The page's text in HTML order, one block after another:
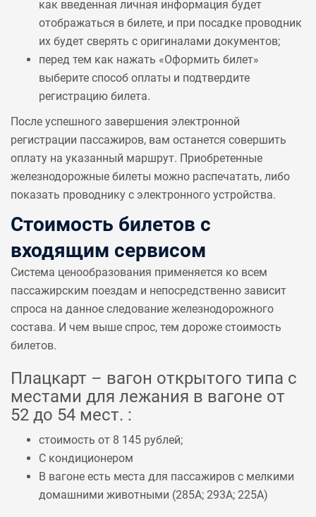
как введенная личная информация будет
отображаться в билете, и при посадке проводник
их будет сверять с оригиналами документов;
перед тем как нажать «Оформить билет»
выберите способ оплаты и подтвердите
регистрацию билета.
После успешного завершения электронной
регистрации пассажиров, вам останется совершить
оплату на указанный маршрут. Приобретенные
железнодорожные билеты можно распечатать, либо
показать проводнику с электронного устройства.
Стоимость билетов с
входящим сервисом
Система ценообразования применяется ко всем
пассажирским поездам и непосредственно зависит
спроса на данное следование железнодорожного
состава. И чем выше спрос, тем дороже стоимость
билетов.
Плацкарт – вагон открытого типа с
местами для лежания в вагоне от
52 до 54 мест. :
стоимость от 8 145 рублей;
С кондиционером
В вагоне есть места для пассажиров с мелкими
домашними животными (285А; 293А; 225А)